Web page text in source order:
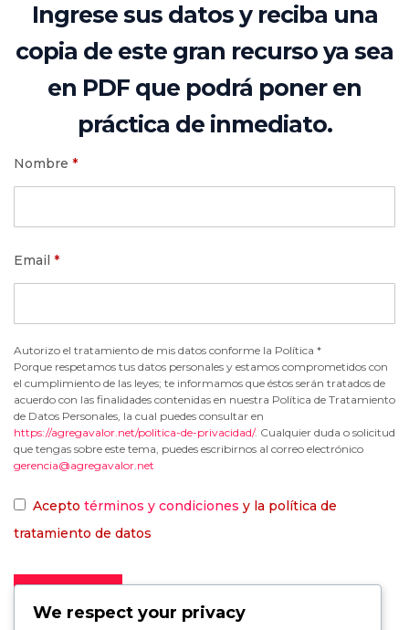
Ingrese sus datos y reciba una
copia de este gran recurso ya sea
en PDF que podrá poner en
práctica de inmediato.
Nombre *
Email *
Autorizo el tratamiento de mis datos conforme la Política *
Porque respetamos tus datos personales y estamos comprometidos con
el cumplimiento de las leyes; te informamos que éstos serán tratados de
acuerdo con las finalidades contenidas en nuestra Política de Tratamiento
de Datos Personales, la cual puedes consultar en
https://agregavalor.net/politica-de-privacidad/. Cualquier duda o solicitud
que tengas sobre este tema, puedes escribirnos al correo electrónico
gerencia@agregavalor.net
Acepto términos y condiciones y la política de
tratamiento de datos
We respect your privacy